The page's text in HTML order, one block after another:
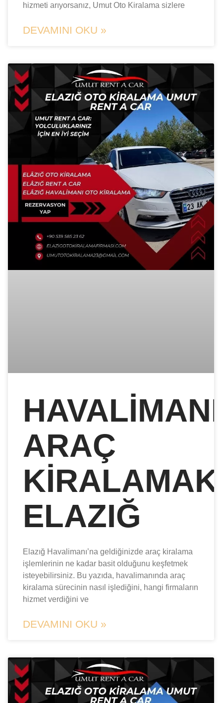
hizmeti arıyorsanız, Umut Oto Kiralama sizlere
DEVAMINI OKU »
ARAÇ
KIRALAMAK
ELAZIĞ
Elazığ Havalimanı’na geldiğinizde araç kiralama
işlemlerinin ne kadar basit olduğunu keşfetmek
isteyebilirsiniz. Bu yazıda, havalimanında araç
kiralama sürecinin nasıl işlediğini, hangi firmaların
hizmet verdiğini ve
DEVAMINI OKU »